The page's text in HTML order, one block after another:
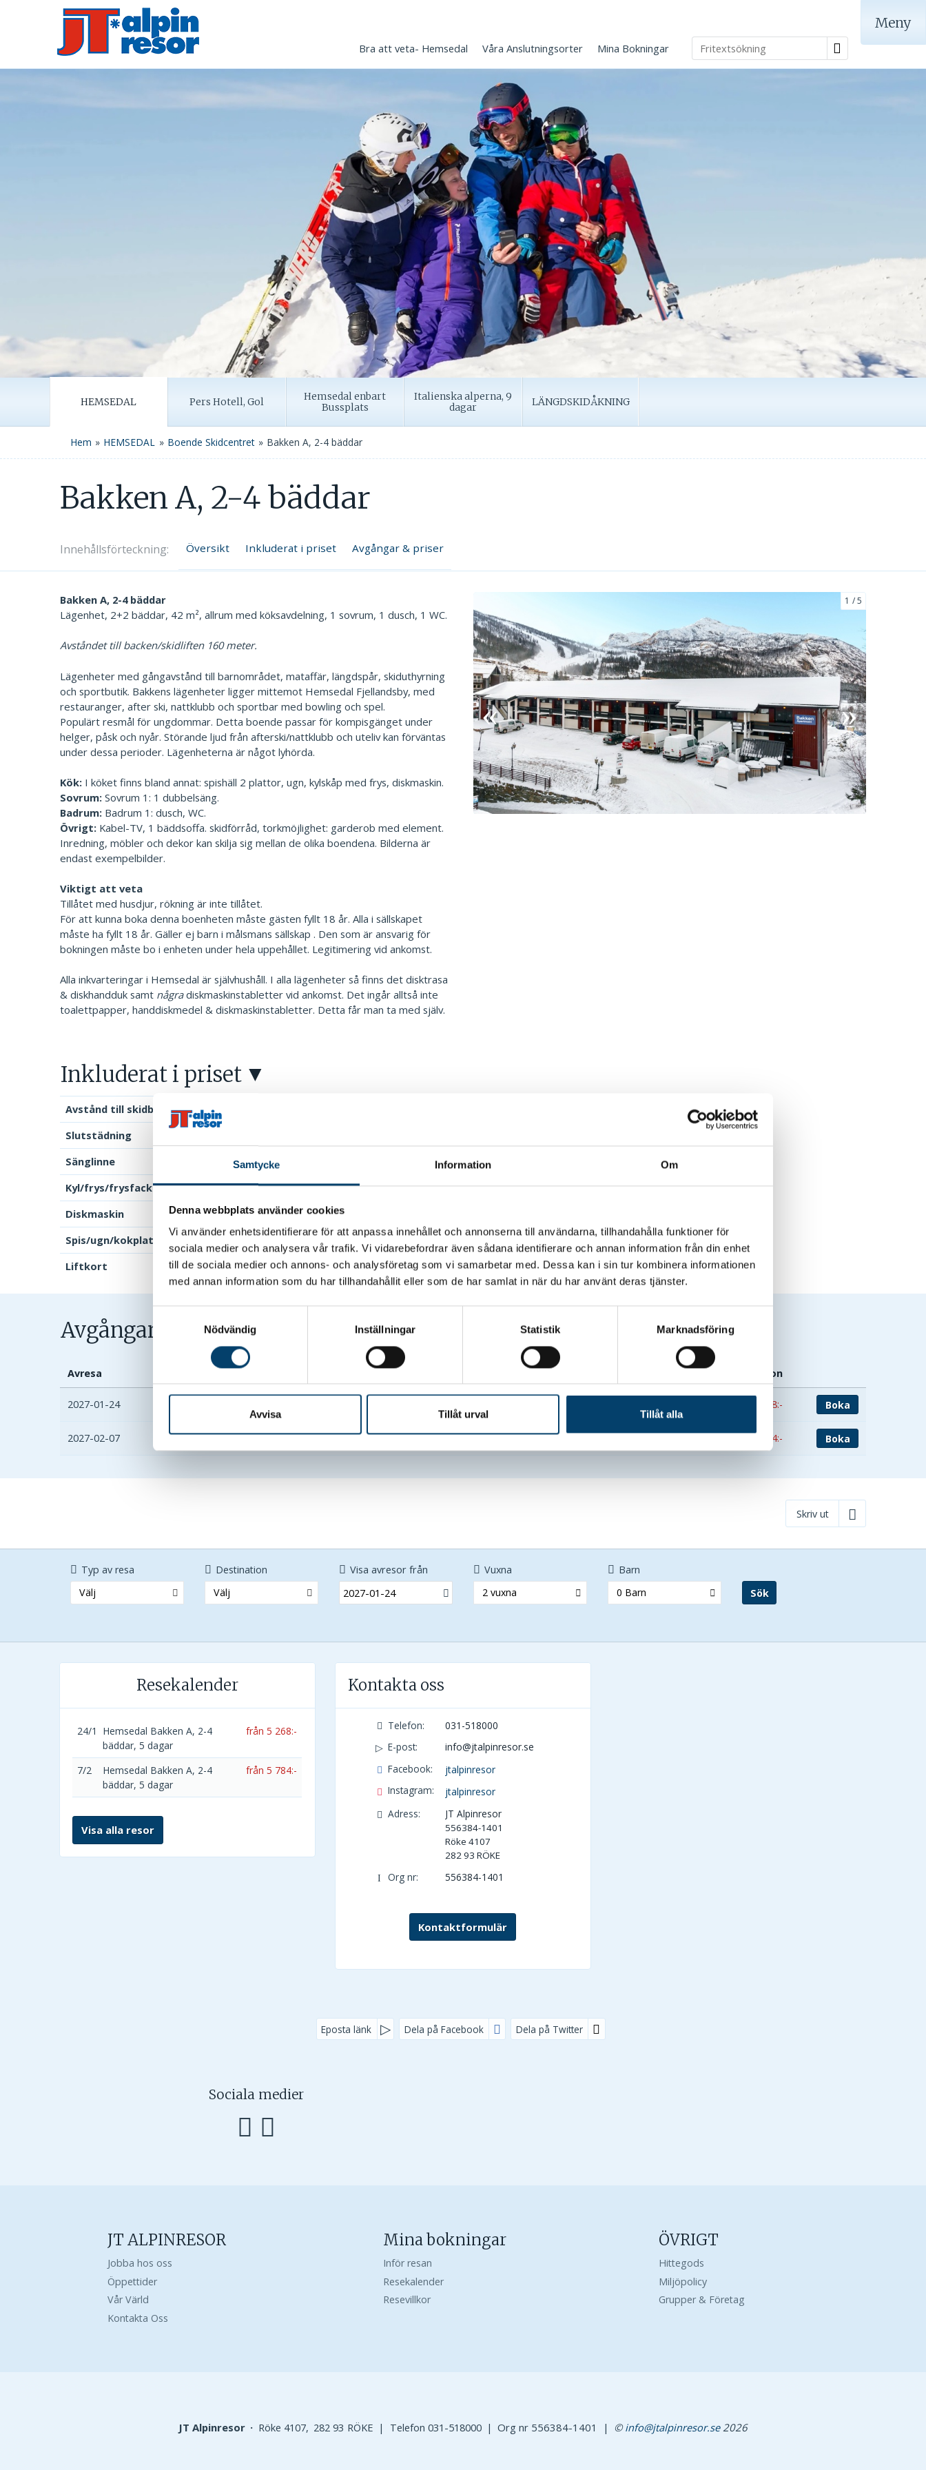
Samtycke Information Om
Denna webbplats använder cookies
Vi använder enhetsidentifierare för att anpassa innehållet och annonserna till användarna, tillhandahålla funktioner för
sociala medier och analysera vår trafik. Vi vidarebefordrar även sådana identifierare och annan information från din enhet
till de sociala medier och annons- och analysföretag som vi samarbetar med. Dessa kan i sin tur kombinera informationen
med annan information som du har tillhandahållit eller som de har samlat in när du har använt deras tjänster.
Nödvändig
Inställningar Statistik Marknadsföring
Avvisa Tillåt urval Tillåt alla
Bra att veta- Hemsedal Våra Anslutningsorter Mina Bokningar
HEMSEDAL Pers Hotell, Gol
Hemsedal enbart
Bussplats
Italienska alperna, 9
dagar
LÄNGDSKIDÅKNING
Hem » HEMSEDAL » Boende Skidcentret » Bakken A, 2-4 bäddar
Bakken A, 2-4 bäddar
Innehållsförteckning Översikt Inkluderat i priset Avgångar & priser
1 5
Bakken A, 2-4 bäddar
Lägenhet, 2+2 bäddar, 42 m², allrum med köksavdelning, 1 sovrum, 1 dusch, 1 WC.
Avståndet till backen/skidliften 160 meter.
Lägenheter med gångavstånd till barnområdet, mataffär, längdspår, skiduthyrning
och sportbutik. Bakkens lägenheter ligger mittemot Hemsedal Fjellandsby, med
restauranger, after ski, nattklubb och sportbar med bowling och spel.
Populärt resmål för ungdommar. Detta boende passar för kompisgänget under
helger, påsk och nyår. Störande ljud från afterski/nattklubb och uteliv kan förväntas
under dessa perioder. Lägenheterna är något lyhörda.
Kök: I köket finns bland annat: spishäll 2 plattor, ugn, kylskåp med frys, diskmaskin.
Sovrum: Sovrum 1: 1 dubbelsäng.
Badrum: Badrum 1: dusch, WC.
Övrigt: Kabel-TV, 1 bäddsoffa. skidförråd, torkmöjlighet: garderob med element.
Inredning, möbler och dekor kan skilja sig mellan de olika boendena. Bilderna är
endast exempelbilder.
Viktigt att veta
Tillåtet med husdjur, rökning är inte tillåtet.
För att kunna boka denna boenheten måste gästen fyllt 18 år. Alla i sällskapet
måste ha fyllt 18 år. Gäller ej barn i målsmans sällskap . Den som är ansvarig för
bokningen måste bo i enheten under hela uppehållet. Legitimering vid ankomst.
Alla inkvarteringar i Hemsedal är självhushåll. I alla lägenheter så finns det disktrasa
& diskhandduk samt någradiskmaskinstabletter vid ankomst. Det ingår alltså inte
toalettpapper, handdiskmedel & diskmaskinstabletter. Detta får man ta med själv.
Inkluderat i priset
Avstånd till skidbacke/lift
Slutstädning
Sänglinne
Kyl/frys/frysfack
Ja
Diskmaskin
Spis/ugn/kokplattor
Ja
Liftkort
Ja
Avgångar & priser
Avresa Från pris per person
2027-01-24 5 268:- Boka
2027-02-07 Buss Hemsedal Bakken A, 2-4 bäddar, 5 dagar Mer än 8 5 784:- Boka
Skriv ut
Typ av resa
Välj
Destination
Välj
Visa avresor från
Vuxna
2 vuxna
Barn
0 Barn
Sök
Resekalender
24/1
Hemsedal Bakken A, 2-4
bäddar, 5 dagar
från 5 268:-
7/2
Hemsedal Bakken A, 2-4
bäddar, 5 dagar
från 5 784:-
Visa alla resor
Kontakta oss
Telefon:
031-518000
E-post:
info@jtalpinresor.se
Facebook:
jtalpinresor
Instagram:
jtalpinresor
Adress:
JT Alpinresor
556384-1401
Röke 4107
282 93 RÖKE
Org nr: 556384-1401
Kontaktformulär
Eposta länk Dela på Facebook Dela på Twitter
Sociala medier
JT ALPINRESOR
Jobba hos oss
Öppettider
Vår Värld
Kontakta Oss
Mina bokningar
Inför resan
Resekalender
Resevillkor
ÖVRIGT
Hittegods
Miljöpolicy
Grupper & Företag
JT Alpinresor Röke 4107 282 93 RÖKE Telefon 031-518000 Org nr 556384-1401 ©info@jtalpinresor.se2026
Meny